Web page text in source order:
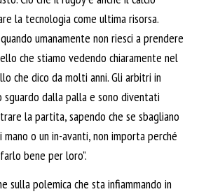
la tecnologia come ultima risorsa.
umanamente non riesci a prendere
che stiamo vedendo chiaramente nel
che dico da molti anni. Gli arbitri in
dalla palla e sono diventati
la partita, sapendo che se sbagliano
o un in-avanti, non importa perché
bene per loro”.
sulla polemica che sta infiammando in